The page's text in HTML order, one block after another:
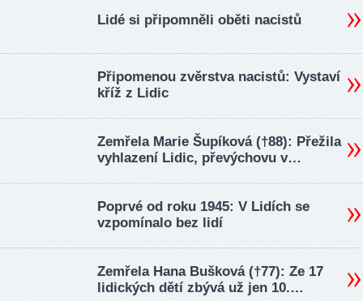
Lidé si připomněli oběti nacistů
Připomenou zvěrstva nacistů: Vystaví
kříž z Lidic
Zemřela Marie Šupíková (†88): Přežila
vyhlazení Lidic, převýchovu v…
Poprvé od roku 1945: V Lidích se
vzpomínalo bez lidí
Zemřela Hana Bušková (†77): Ze 17
lidických dětí zbývá už jen 10.…